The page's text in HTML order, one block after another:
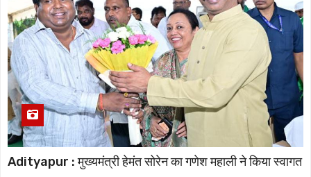
Adityapur : मुख्यमंत्री हेमंत सोरेन का गणेश महाली ने किया स्वागत